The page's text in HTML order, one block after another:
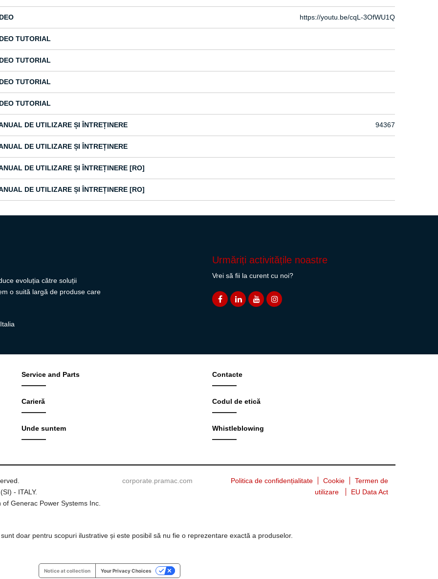
https://youtu.be/cqL-3OfWU1Q
TUTORIAL
TUTORIAL
TUTORIAL
TUTORIAL
DE UTILIZARE ȘI ÎNTREȚINERE 94367
DE UTILIZARE ȘI ÎNTREȚINERE
DE UTILIZARE ȘI ÎNTREȚINERE [RO]
DE UTILIZARE ȘI ÎNTREȚINERE [RO]
evoluția către soluții
o suită largă de produse care
Urmăriți activitățile noastre
Vrei să fii la curent cu noi?
Service and Parts
Carieră
Unde suntem
Contacte
Codul de etică
Whistleblowing
- ITALY.
Generac Power Systems Inc.
corporate.pramac.com Politica de confidențialitate Cookie
Termen de
utilizare
EU Data Act
doar pentru scopuri ilustrative și este posibil să nu fie o reprezentare exactă a produselor.
Notice at collection Your Privacy Choices